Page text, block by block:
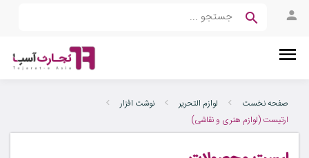
صفحه نخست لوازم التحریر
نوشت افزار
ارتیست (لوازم هنری و نقاشی)